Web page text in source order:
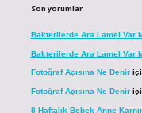
Son yorumlar
Bakterilerde Ara Lamel Var
Bakterilerde Ara Lamel Var
Fotoğraf Açısına Ne Denir
Fotoğraf Açısına Ne Denir
8 Haftalık Bebek Anne